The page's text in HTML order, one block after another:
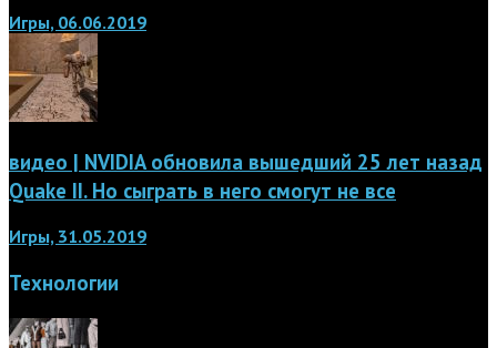
Игры, 06.06.2019
видео | NVIDIA обновила вышедший 25 лет назад
Quake II. Но сыграть в него смогут не все
Игры, 31.05.2019
Технологии